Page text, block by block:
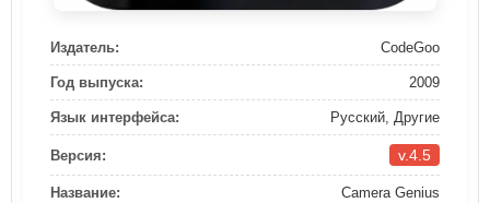
Издатель: CodeGoo
Год выпуска: 2009
Язык интерфейса: Русский, Другие
Версия: v.4.5
Название: Camera Genius